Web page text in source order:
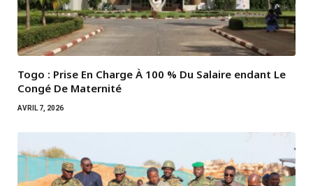
Togo : Prise En Charge À 100 % Du Salaire endant Le
Congé De Maternité
AVRIL 7, 2026